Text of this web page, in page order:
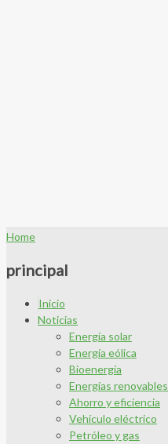
Home
principal
Inicio
Noticias
Energía solar
Energía eólica
Bioenergía
Energías renovables
Ahorro y eficiencia
Vehículo eléctrico
Petróleo y gas